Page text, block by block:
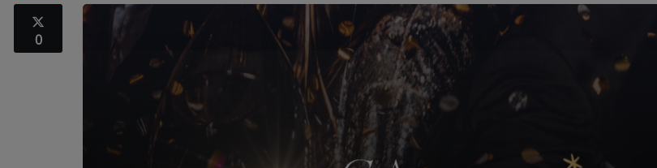
GRILLE DES PROGRAMMES
C'ÉTAIT QUOI CE TITRE ?
0